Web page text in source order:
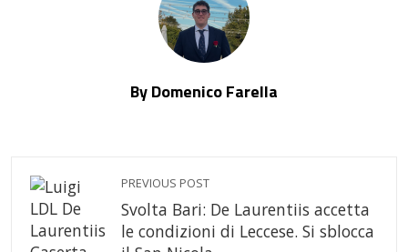
By Domenico Farella
PREVIOUS POST
Svolta Bari: De Laurentiis accetta
le condizioni di Leccese. Si sblocca